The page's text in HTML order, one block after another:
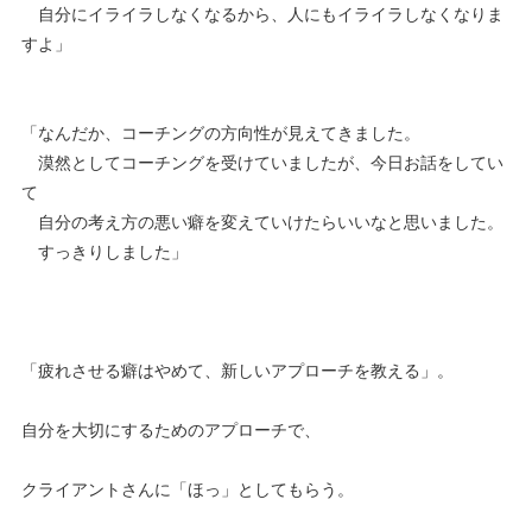
自分にイライラしなくなるから、人にもイライラしなくなりま
すよ」
「なんだか、コーチングの方向性が見えてきました。
漠然としてコーチングを受けていましたが、今日お話をしてい
て
自分の考え方の悪い癖を変えていけたらいいなと思いました。
すっきりしました」
「疲れさせる癖はやめて、新しいアプローチを教える」。
自分を大切にするためのアプローチで、
クライアントさんに「ほっ」としてもらう。